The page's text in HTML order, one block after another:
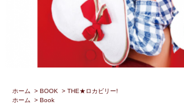
ホーム > BOOK > THE★ロカビリー!
ホーム
> Book